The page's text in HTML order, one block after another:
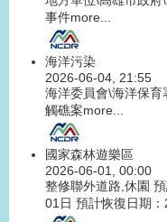
事件more...
海洋污染
2026-06-04, 21:55
海洋委員會\海洋保育
觸礁案more...
國家森林遊樂區
2026-06-01, 00:00
整修聯外道路,休園
01日 預計恢復日期